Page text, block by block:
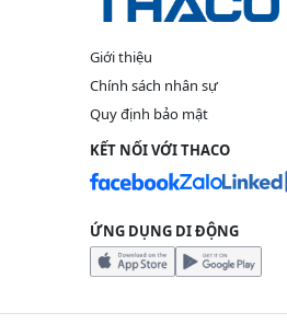
Giới thiệu
Chính sách nhân sự
Quy định bảo mật
KẾT NỐI VỚI THACO
ỨNG DỤNG DI ĐỘNG